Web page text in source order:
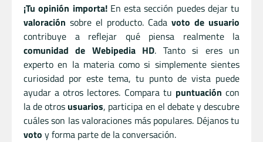
¡Tu opinión importa!En esta sección puedes dejar tu
valoración sobre el producto. Cada voto de usuario
contribuye a reflejar qué piensa realmente la
comunidad de Webipedia HD. Tanto si eres un
experto en la materia como si simplemente sientes
curiosidad por este tema, tu punto de vista puede
ayudar a otros lectores. Compara tu puntuación con
la de otros usuarios, participa en el debate y descubre
cuáles son las valoraciones más populares. Déjanos tu
voto y forma parte de la conversación.